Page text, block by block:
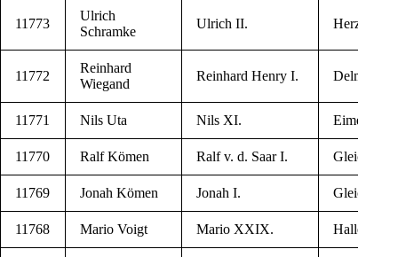
11773
Ulrich
Schramke
Ulrich II. Herz­berg
11772
Rein­hard
Wiegand
Rein­hard Hen­ry I.
11771 Nils Uta Nils XI. Eime
11770 Ralf Kömen Ralf v. d. Saar I. Glei­chen
11769 Jonah Kömen Jonah I. Glei­chen
11768 Mario Voigt Mario XXIX. Hal­le